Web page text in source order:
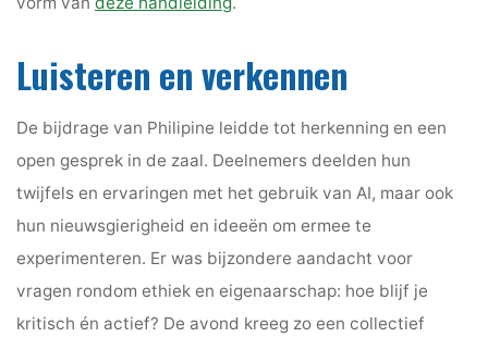
Luisteren en verkennen
De bijdrage van Philipine leidde tot herkenning en een
open gesprek in de zaal. Deelnemers deelden hun
twijfels en ervaringen met het gebruik van AI, maar ook
hun nieuwsgierigheid en ideeën om ermee te
experimenteren. Er was bijzondere aandacht voor
vragen rondom ethiek en eigenaarschap: hoe blijf je
kritisch én actief? De avond kreeg zo een collectief